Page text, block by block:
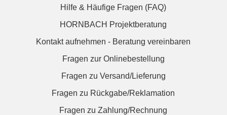
Hilfe & Häufige Fragen (FAQ)
HORNBACH Projektberatung
Kontakt aufnehmen - Beratung vereinbaren
Fragen zur Onlinebestellung
Fragen zu Versand/Lieferung
Fragen zu Rückgabe/Reklamation
Fragen zu Zahlung/Rechnung